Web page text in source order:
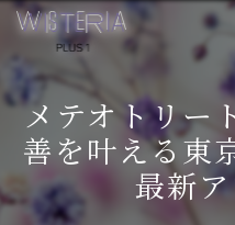
メテオトリー
善を叶える東
最新